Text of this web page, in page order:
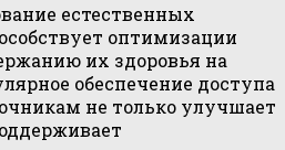
естественных
оптимизации
их здоровья на
обеспечение доступа
не только улучшает